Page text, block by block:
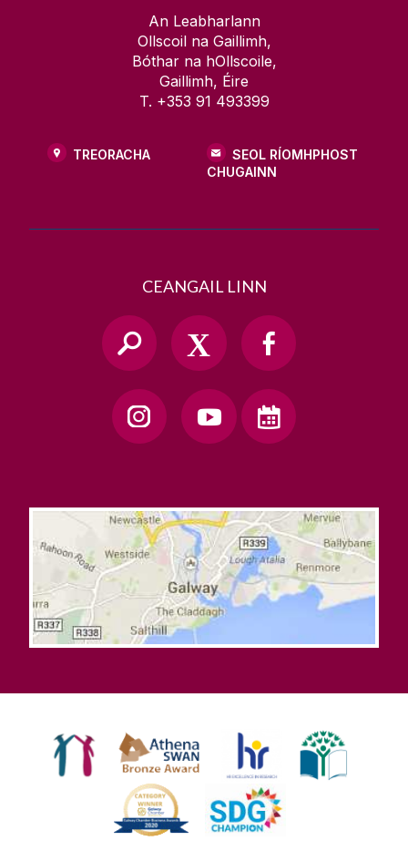
An Leabharlann
Ollscoil na Gaillimh,
Bóthar na hOllscoile,
Gaillimh, Éire
T. +353 91 493399
TREORACHA
SEOL RÍOMHPHOST
CHUGAINN
CEANGAIL LINN